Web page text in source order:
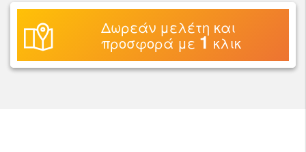
Δωρεάν μελέτη και
προσφορά με 1 κλικ